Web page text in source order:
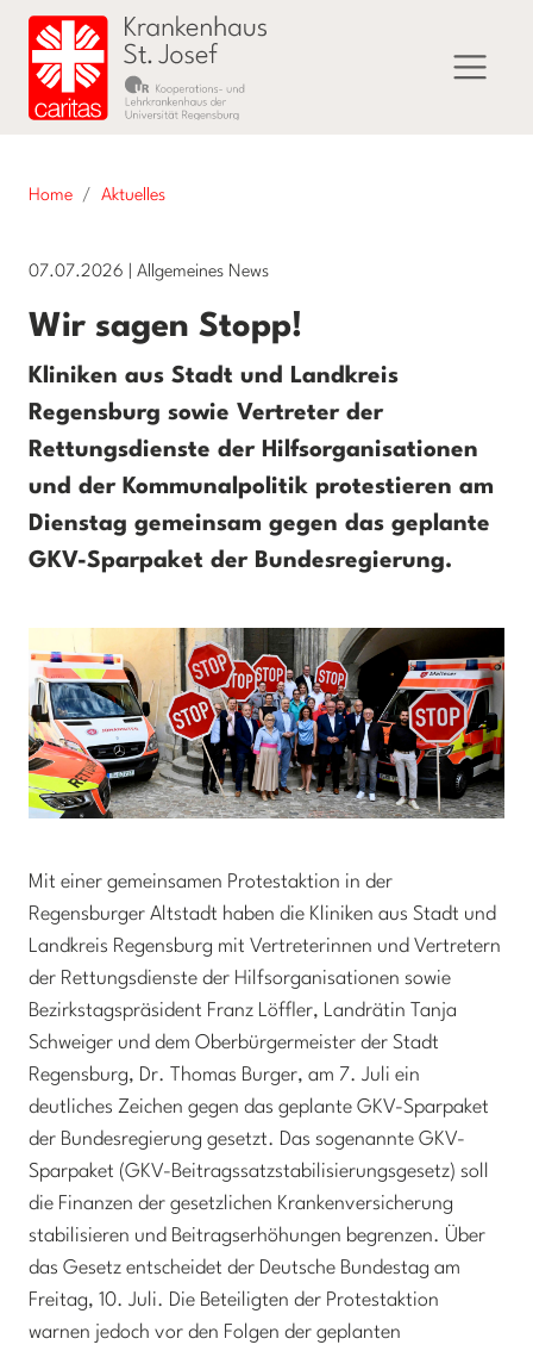
Home Aktuelles
07.07.2026 Allgemeines News
Wir sagen Stopp!
Kliniken aus Stadt und Landkreis
Regensburg sowie Vertreter der
Rettungsdienste der Hilfsorganisationen
und der Kommunalpolitik protestieren am
Dienstag gemeinsam gegen das geplante
GKV-Sparpaket der Bundesregierung.
Mit einer gemeinsamen Protestaktion in der
Regensburger Altstadt haben die Kliniken aus Stadt und
Landkreis Regensburg mit Vertreterinnen und Vertretern
der Rettungsdienste der Hilfsorganisationen sowie
Bezirkstagspräsident Franz Löffler, Landrätin Tanja
Schweiger und dem Oberbürgermeister der Stadt
Regensburg, Dr. Thomas Burger, am 7. Juli ein
deutliches Zeichen gegen das geplante GKV-Sparpaket
der Bundesregierung gesetzt. Das sogenannte GKV-
Sparpaket (GKV-Beitragssatzstabilisierungsgesetz) soll
die Finanzen der gesetzlichen Krankenversicherung
stabilisieren und Beitragserhöhungen begrenzen. Über
das Gesetz entscheidet der Deutsche Bundestag am
Freitag, 10. Juli. Die Beteiligten der Protestaktion
warnen jedoch vor den Folgen der geplanten